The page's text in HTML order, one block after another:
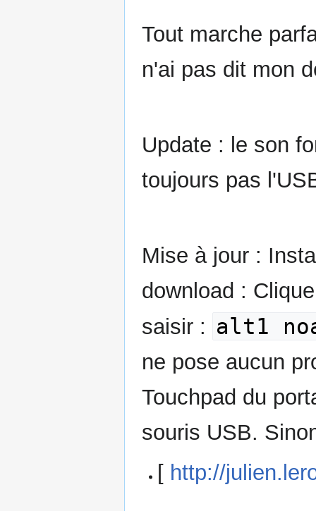
Tout marche
n'ai pas dit mon
Update : le son
toujours pas
Mise à jour :
download :
saisir : alt1
ne pose aucun
Touchpad du
souris USB.
[ http://